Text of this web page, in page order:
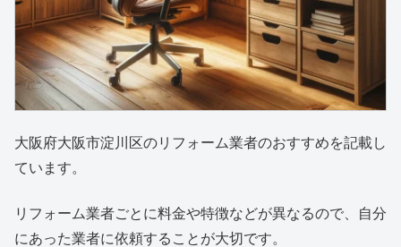
大阪府大阪市淀川区のリフォーム業者のおすすめを記載し
ています。
リフォーム業者ごとに料金や特徴などが異なるので、自分
にあった業者に依頼することが大切です。